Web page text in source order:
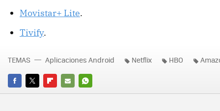
Movistar+ Lite.
Tivify.
FACEBOOK
TWITTERFLIPBOARD
E-
WHATSAPP
TEMAS Aplicaciones Android Netflix HBO